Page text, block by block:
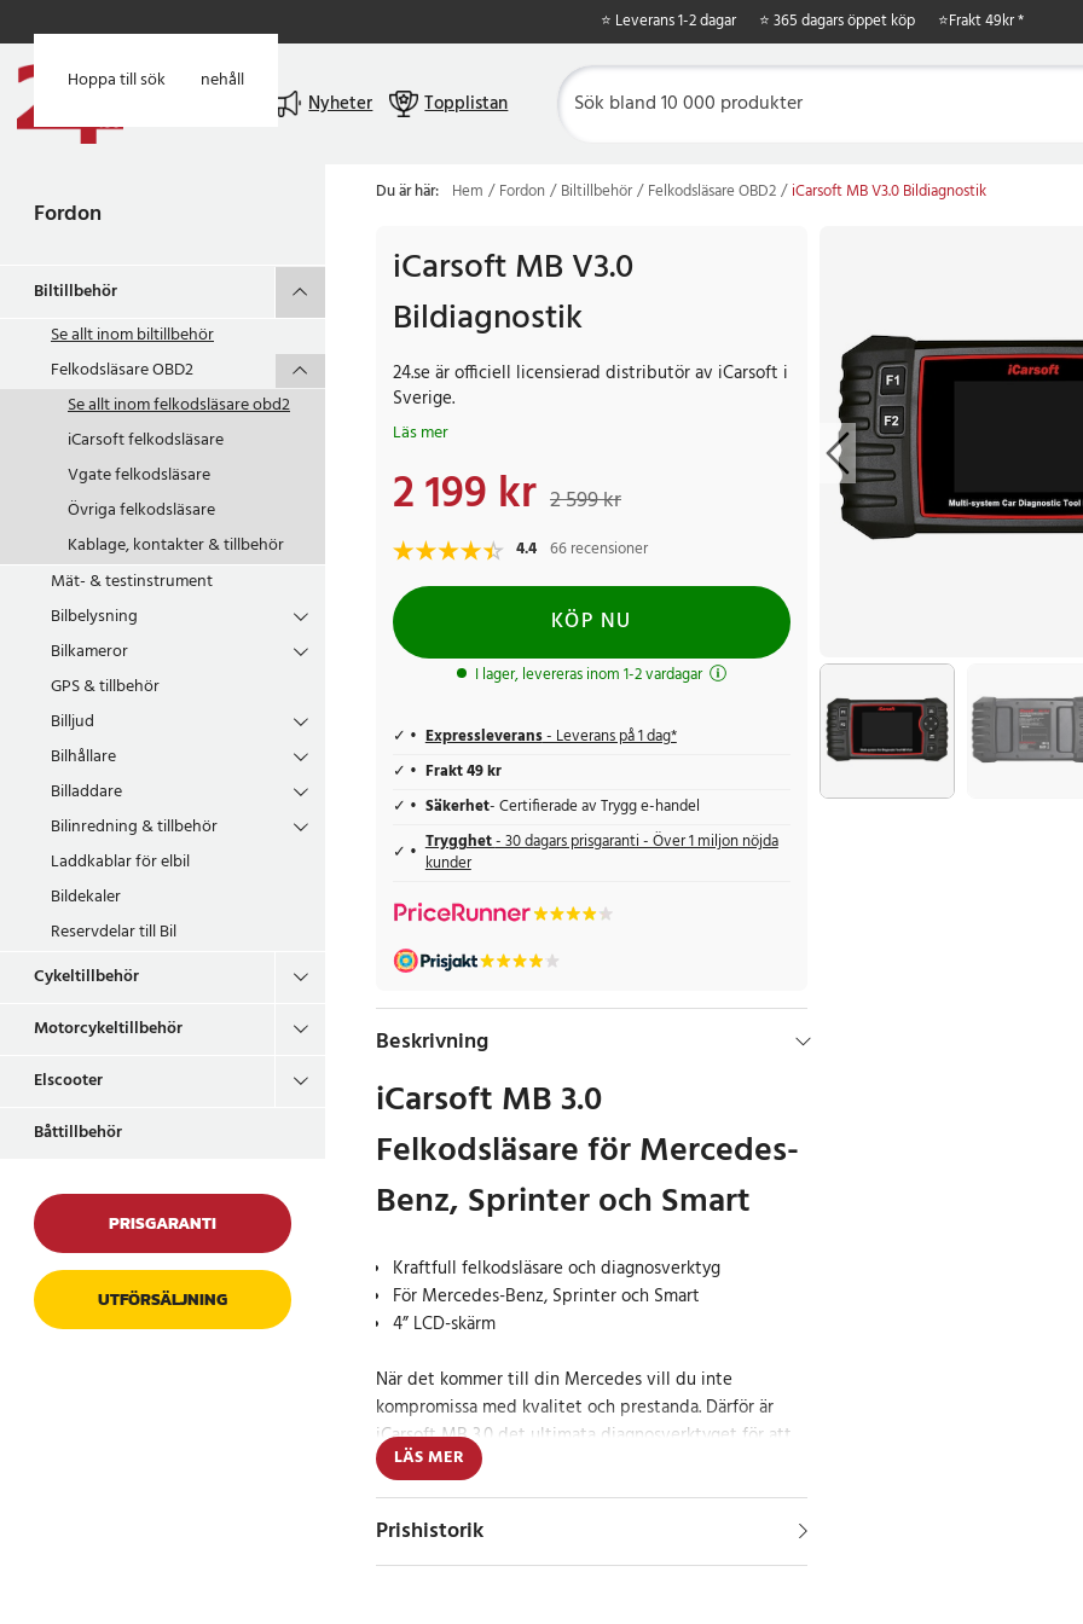
Hoppa till huvudinnehåll
Hoppa till sök
⭐ Leverans 1-2 dagar ⭐ 365 dagars öppet köp ⭐Frakt 49kr *
Nyheter Topplistan
Fordon
Biltillbehör
Se allt inombiltillbehör
Felkodsläsare OBD2
Se allt inomfelkodsläsare obd2
iCarsoft felkodsläsare
Vgate felkodsläsare
Övriga felkodsläsare
Kablage, kontakter & tillbehör
Mät- & testinstrument
Bilbelysning
Bilkameror
GPS & tillbehör
Billjud
Bilhållare
Billaddare
Bilinredning & tillbehör
Laddkablar för elbil
Bildekaler
Reservdelar till Bil
Cykeltillbehör
Motorcykeltillbehör
Elscooter
Båttillbehör
PRISGARANTI
UTFÖRSÄLJNING
Du är här: Hem Fordon Biltillbehör Felkodsläsare OBD2 iCarsoft MB V3.0 Bildiagnostik
iCarsoft MB V3.0
Bildiagnostik
24.se är officiell licensierad distributör av iCarsoft i
Sverige.
Läs mer
Nuvarande pris:
2 199 kr 2 599 kr
4.4 66 recensioner
KÖP NU
I lager, levereras inom 1-2 vardagar
Expressleverans- Leverans på 1 dag*
Frakt 49 kr
Säkerhet- Certifierade av Trygg e-handel
Trygghet- 30 dagars prisgaranti - Över 1 miljon nöjda
kunder
Beskrivning
iCarsoft MB 3.0
Felkodsläsare för Mercedes-
Benz, Sprinter och Smart
Kraftfull felkodsläsare och diagnosverktyg
För Mercedes-Benz, Sprinter och Smart
4” LCD-skärm
När det kommer till din Mercedes vill du inte
kompromissa med kvalitet och prestanda. Därför är
iCarsoft MB 3.0 det ultimata diagnosverktyget för att
hålla din Mercedes i toppskick. Oavsett om du är en
professionell mekaniker eller en simpel Mercedes-
användare, kommer iCarsoft MB 3.0 att förenkla din
diagnostiska process och ge dig fullständig kontroll
över din bil.
LÄS MER
Prishistorik